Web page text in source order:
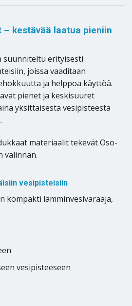
– kestävää laatua pieniin
suunniteltu erityisesti
joissa vaaditaan
ja helppoa käyttöä.
pienet ja keskisuuret
yksittäisestä vesipisteestä
materiaalit tekevät Oso-
valinnan.
vesipisteisiin
kompakti lämminvesivaraaja,
vesipisteeseen